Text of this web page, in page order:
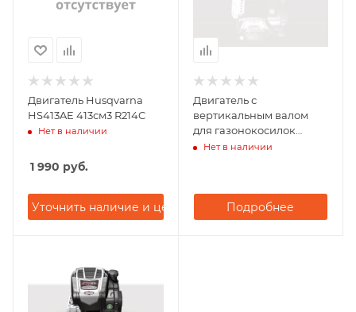
Двигатель Husqvarna
HS413AE 413см3 R214C
Нет в наличии
1 990 руб.
Уточнить наличие и цену
Двигатель с
вертикальным валом
для газонокосилок
Briggs&Stratton 500E
Нет в наличии
Подробнее